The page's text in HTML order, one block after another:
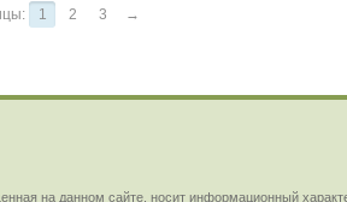
1 2 3 →
на данном сайте, носит информационный